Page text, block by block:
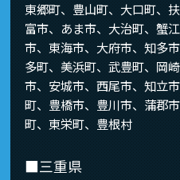
東郷町、豊山町、大口町、
富市、あま市、大治町、蟹
市、東海市、大府市、知多
多町、美浜町、武豊町、岡
市、安城市、西尾市、知立
町、豊橋市、豊川市、蒲郡
町、東栄町、豊根村
■三重県